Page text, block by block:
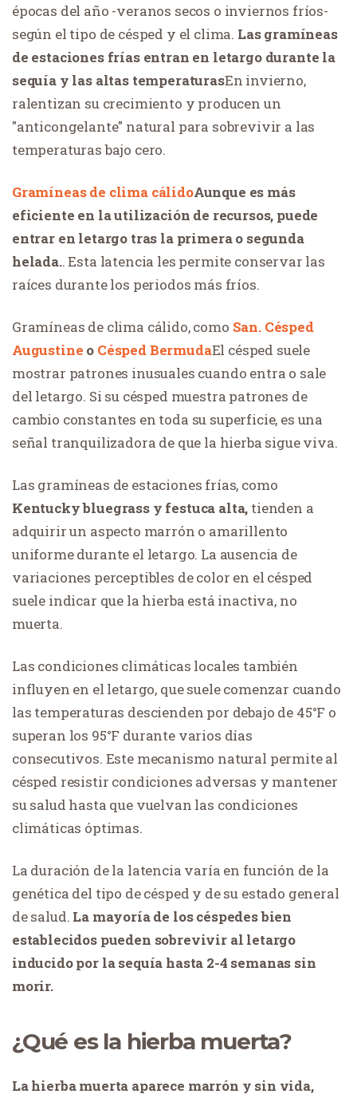
épocas del año -veranos secos o inviernos fríos-
según el tipo de césped y el clima. Las gramíneas
de estaciones frías entran en letargo durante la
sequía y las altas temperaturasEn invierno,
ralentizan su crecimiento y producen un
"anticongelante" natural para sobrevivir a las
temperaturas bajo cero.
Gramíneas de clima cálidoAunque es más
eficiente en la utilización de recursos, puede
entrar en letargo tras la primera o segunda
helada.. Esta latencia les permite conservar las
raíces durante los periodos más fríos.
Gramíneas de clima cálido, como San. Césped
Augustine o Césped BermudaEl césped suele
mostrar patrones inusuales cuando entra o sale
del letargo. Si su césped muestra patrones de
cambio constantes en toda su superficie, es una
señal tranquilizadora de que la hierba sigue viva.
Las gramíneas de estaciones frías, como
Kentucky bluegrass y festuca alta, tienden a
adquirir un aspecto marrón o amarillento
uniforme durante el letargo. La ausencia de
variaciones perceptibles de color en el césped
suele indicar que la hierba está inactiva, no
muerta.
Las condiciones climáticas locales también
influyen en el letargo, que suele comenzar cuando
las temperaturas descienden por debajo de 45°F o
superan los 95°F durante varios días
consecutivos. Este mecanismo natural permite al
césped resistir condiciones adversas y mantener
su salud hasta que vuelvan las condiciones
climáticas óptimas.
La duración de la latencia varía en función de la
genética del tipo de césped y de su estado general
de salud. La mayoría de los céspedes bien
establecidos pueden sobrevivir al letargo
inducido por la sequía hasta 2-4 semanas sin
morir.
¿Qué es la hierba muerta?
La hierba muerta aparece marrón y sin vida,